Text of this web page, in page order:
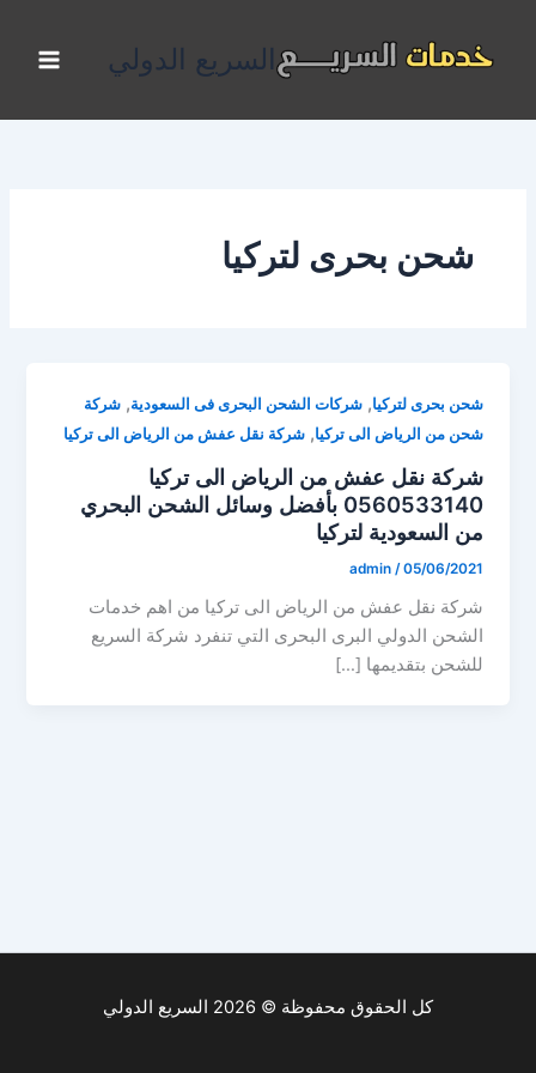
المحتوى
السريع الدولي
شحن بحرى لتركيا
شحن بحرى لتركيا,شركات الشحن البحرى فى السعودية,شركة
شحن من الرياض الى تركيا,شركة نقل عفش من الرياض الى تركيا
شركة نقل عفش من الرياض الى تركيا
0560533140 بأفضل وسائل الشحن البحري
من السعودية لتركيا
admin /05/06/2021
شركة نقل عفش من الرياض الى تركيا من اهم خدمات
الشحن الدولي البرى البحرى التي تنفرد شركة السريع
للشحن بتقديمها […]
كل الحقوق محفوظة © 2026 السريع الدولي